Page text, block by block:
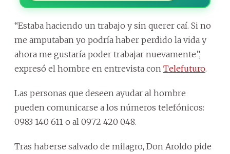
“Estaba haciendo un trabajo y sin querer caí. Si no
me amputaban yo podría haber perdido la vida y
ahora me gustaría poder trabajar nuevamente”,
expresó el hombre en entrevista con Telefuturo.
Las personas que deseen ayudar al hombre
pueden comunicarse a los números telefónicos:
0983 140 611 o al 0972 420 048.
Tras haberse salvado de milagro, Don Aroldo pide